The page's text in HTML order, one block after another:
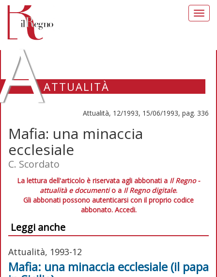
ATTUALITÀ
Attualità, 12/1993, 15/06/1993, pag. 336
Mafia: una minaccia
ecclesiale
C. Scordato
La lettura dell'articolo è riservata agli abbonati a Il Regno -
attualità e documentio a Il Regno digitale.
Gli abbonati possono autenticarsi con il proprio codice
abbonato. Accedi.
Leggi anche
Attualità, 1993-12
Mafia: una minaccia ecclesiale (il papa